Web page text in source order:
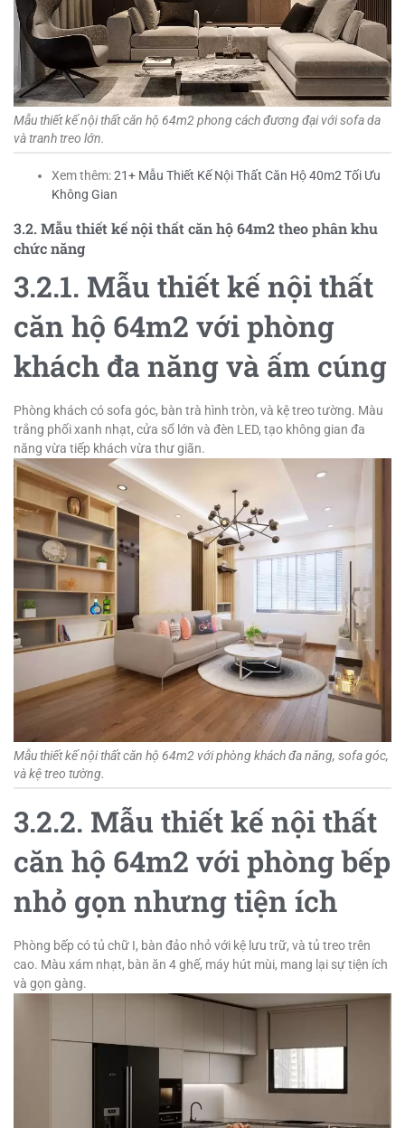
Mẫu thiết kế nội thất căn hộ 64m2 phong cách đương đại với sofa da
và tranh treo lớn.
Xem thêm:21+ Mẫu Thiết Kế Nội Thất Căn Hộ 40m2 Tối Ưu
Không Gian
3.2. Mẫu thiết kế nội thất căn hộ 64m2 theo phân khu
chức năng
3.2.1. Mẫu thiết kế nội thất
căn hộ 64m2 với phòng
khách đa năng và ấm cúng
Phòng khách có sofa góc, bàn trà hình tròn, và kệ treo tường. Màu
trắng phối xanh nhạt, cửa sổ lớn và đèn LED, tạo không gian đa
năng vừa tiếp khách vừa thư giãn.
Mẫu thiết kế nội thất căn hộ 64m2 với phòng khách đa năng, sofa góc,
và kệ treo tường.
3.2.2. Mẫu thiết kế nội thất
căn hộ 64m2 với phòng bếp
nhỏ gọn nhưng tiện ích
Phòng bếp có tủ chữ I, bàn đảo nhỏ với kệ lưu trữ, và tủ treo trên
cao. Màu xám nhạt, bàn ăn 4 ghế, máy hút mùi, mang lại sự tiện ích
và gọn gàng.